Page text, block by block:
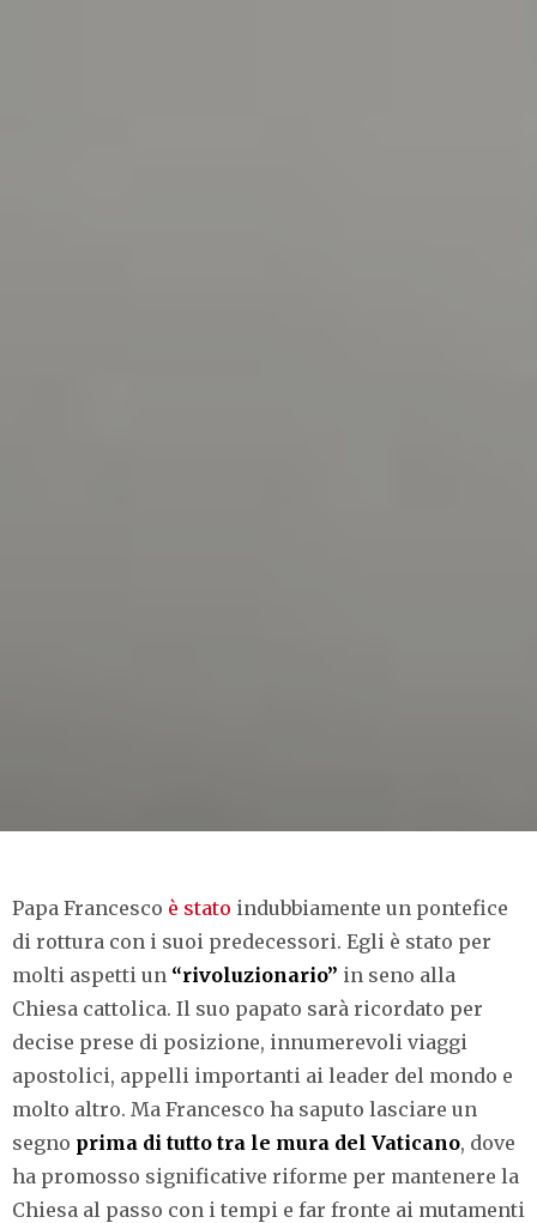
Papa Francesco è stato indubbiamente un pontefice
di rottura con i suoi predecessori. Egli è stato per
molti aspetti un “rivoluzionario” in seno alla
Chiesa cattolica. Il suo papato sarà ricordato per
decise prese di posizione, innumerevoli viaggi
apostolici, appelli importanti ai leader del mondo e
molto altro. Ma Francesco ha saputo lasciare un
segno prima di tutto tra le mura del Vaticano, dove
ha promosso significative riforme per mantenere la
Chiesa al passo con i tempi e far fronte ai mutamenti